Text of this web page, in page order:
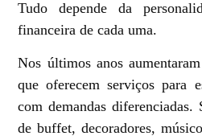
Tudo depende da
financeira de cada uma.
Nos últimos anos
que oferecem serviços para
com demandas diferenciadas.
debuffet, decoradores,